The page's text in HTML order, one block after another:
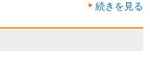
続きを見る